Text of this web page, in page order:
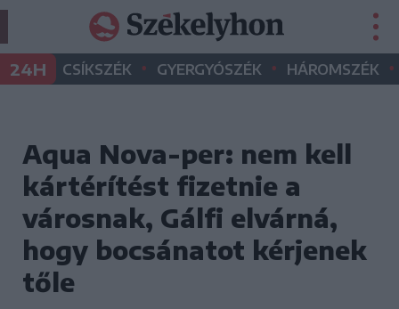
24H CSÍKSZÉK • GYERGYÓSZÉK • HÁROMSZÉK •
Aqua Nova-per: nem kell
kártérítést fizetnie a
városnak, Gálfi elvárná,
hogy bocsánatot kérjenek
tőle